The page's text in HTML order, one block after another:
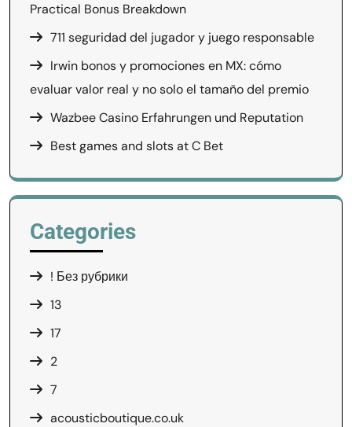
Practical Bonus Breakdown
711 seguridad del jugador y juego responsable
Irwin bonos y promociones en MX: cómo
evaluar valor real y no solo el tamaño del premio
Wazbee Casino Erfahrungen und Reputation
Best games and slots at C Bet
Categories
! Без рубрики
13
17
2
7
acousticboutique.co.uk